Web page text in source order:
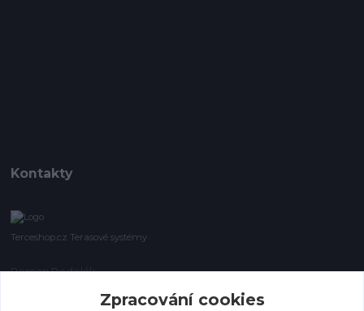
Kontakty
Terceshop.cz Terasové systémy
Roman Podolák
Zpracování cookies